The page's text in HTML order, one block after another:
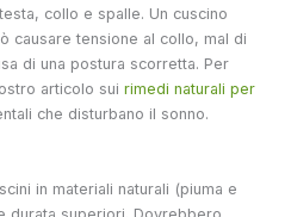
collo e spalle. Un cuscino
causare tensione al collo, mal di
di una postura scorretta. Per
articolo sui rimedi naturali per
che disturbano il sonno.
in materiali naturali (piuma e